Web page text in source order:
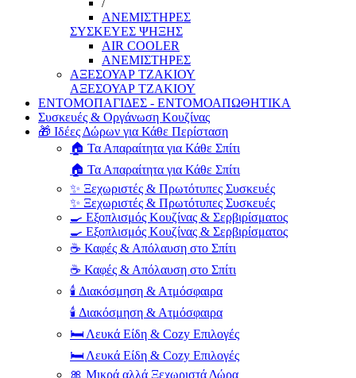
/
ΑΝΕΜΙΣΤΗΡΕΣ
ΣΥΣΚΕΥΕΣ ΨΗΞΗΣ
AIR COOLER
ΑΝΕΜΙΣΤΗΡΕΣ
ΑΞΕΣΟΥΑΡ ΤΖΑΚΙΟΥ
ΑΞΕΣΟΥΑΡ ΤΖΑΚΙΟΥ
ΕΝΤΟΜΟΠΑΓΙΔΕΣ - ΕΝΤΟΜΟΑΠΩΘΗΤΙΚΑ
Συσκευές & Οργάνωση Κουζίνας
🎁 Ιδέες Δώρων για Κάθε Περίσταση
🏠 Τα Απαραίτητα για Κάθε Σπίτι
🏠 Τα Απαραίτητα για Κάθε Σπίτι
✨ Ξεχωριστές & Πρωτότυπες Συσκευές
✨ Ξεχωριστές & Πρωτότυπες Συσκευές
🍳 Εξοπλισμός Κουζίνας & Σερβιρίσματος
🍳 Εξοπλισμός Κουζίνας & Σερβιρίσματος
☕ Καφές & Απόλαυση στο Σπίτι
☕ Καφές & Απόλαυση στο Σπίτι
🕯️ Διακόσμηση & Ατμόσφαιρα
🕯️ Διακόσμηση & Ατμόσφαιρα
🛏️ Λευκά Είδη & Cozy Επιλογές
🛏️ Λευκά Είδη & Cozy Επιλογές
🎀 Μικρά αλλά Ξεχωριστά Δώρα